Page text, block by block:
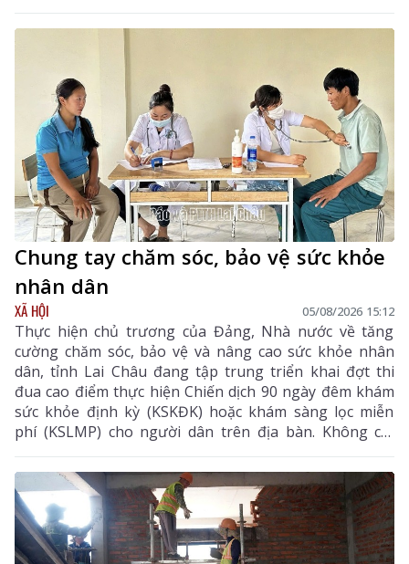
Chung tay chăm sóc, bảo vệ sức khỏe
nhân dân
XÃ HỘI 05/08/2026 15:12
Thực hiện chủ trương của Đảng, Nhà nước về tăng
cường chăm sóc, bảo vệ và nâng cao sức khỏe nhân
dân, tỉnh Lai Châu đang tập trung triển khai đợt thi
đua cao điểm thực hiện Chiến dịch 90 ngày đêm khám
sức khỏe định kỳ (KSKĐK) hoặc khám sàng lọc miễn
phí (KSLMP) cho người dân trên địa bàn. Không chỉ
góp phần phát hiện sớm bệnh tật, nâng cao chất
lượng chăm sóc sức khỏe (CSSK) ban đầu, chương
trình còn lan tỏa tinh thần trách nhiệm, y đức và sự
tận tâm của đội ngũ cán bộ y tế, hướng tới mục tiêu
mọi người dân đều được tiếp cận dịch vụ y tế công
bằng, chất lượng và nhân văn.